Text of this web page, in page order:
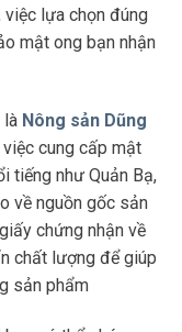
lựa chọn đúng
mật ong bạn nhận
là Nông sản Dũng
cung cấp mật
tiếng như Quản Bạ,
về nguồn gốc sản
chứng nhận về
chất lượng để giúp
sản phẩm